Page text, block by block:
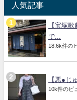
人気記事
【宝塚
で...
18.6k件の
【悪●じ
10k件のビ